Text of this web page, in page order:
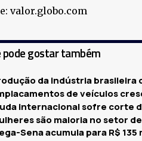
valor.globo.com
pode gostar também
da indústria brasileira
de veículos
internacional sofre corte
são maioria no setor
Sena acumula para R$